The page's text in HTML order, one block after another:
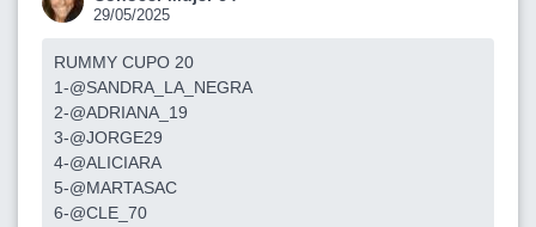
29/05/2025
RUMMY CUPO 20
1-@SANDRA_LA_NEGRA
2-@ADRIANA_19
3-@JORGE29
4-@ALICIARA
5-@MARTASAC
6-@CLE_70